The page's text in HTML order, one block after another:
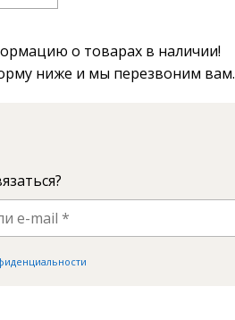
о товарах в наличии!
ниже и мы перезвоним вам.